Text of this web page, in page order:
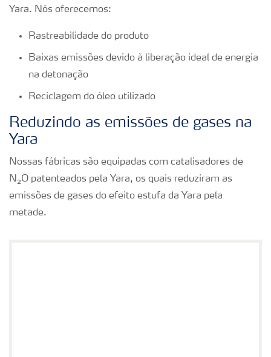
Yara. Nós oferecemos:
Rastreabilidade do produto
Baixas emissões devido à liberação ideal de energia
na detonação
Reciclagem do óleo utilizado
Reduzindo as emissões de gases na
Yara
Nossas fábricas são equipadas com catalisadores de
N₂O patenteados pela Yara, os quais reduziram as
emissões de gases do efeito estufa da Yara pela
metade.